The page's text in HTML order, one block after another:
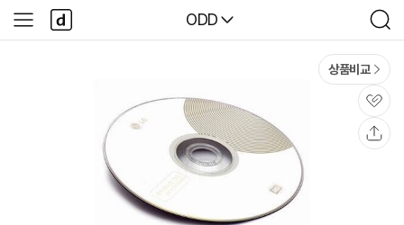
다나와
ODD
검
색
사
이
다
나
와
상품비교
관
심